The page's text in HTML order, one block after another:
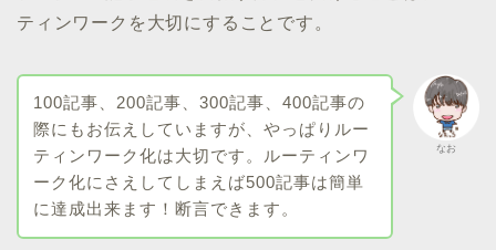
ティンワークを大切にすることです。
なお
100記事、200記事、300記事、400記事の
際にもお伝えしていますが、やっぱりルー
ティンワーク化は大切です。ルーティンワ
ーク化にさえしてしまえば500記事は簡単
に達成出来ます！断言できます。